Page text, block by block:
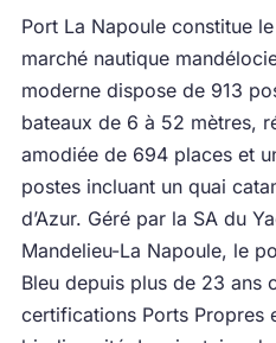
Port La Napoule constitue
marché nautique
moderne dispose de 913
bateaux de 6 à 52 mètres,
amodiée de 694 places et
postes incluant un quai
d’Azur. Géré par la SA du
Mandelieu-La Napoule, le
Bleu depuis plus de 23 ans
certifications Ports Propres